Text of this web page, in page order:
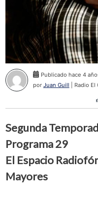
Publicado hace 4
por Juan Guill | Radio
Segunda
Programa 29
El Espacio
Mayores